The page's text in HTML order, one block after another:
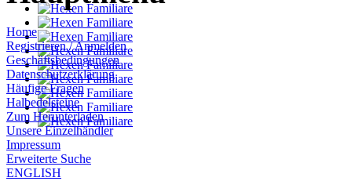
Home
Registrieren / Anmelden
Geschäftsbedingungen
Datenschutzerklärung
Häufige Fragen
Halbedelsteine
Zum Herunterladen
Unsere Einzelhändler
Impressum
Erweiterte Suche
ENGLISH